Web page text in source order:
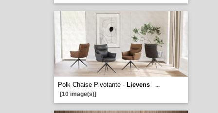
Polk Chaise Pivotante - Lievens
...
[10 image(s)]